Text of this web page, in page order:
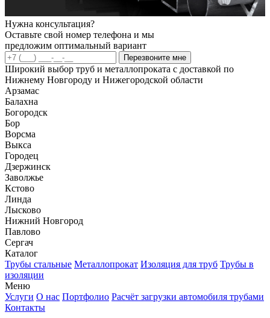
Нужна консультация?
Оставьте свой номер телефона и мы
предложим оптимальный вариант
Перезвоните мне
Широкий выбор труб и металлопроката с доставкой по
Нижнему Новгороду и Нижегородской области
Арзамас
Балахна
Богородск
Бор
Ворсма
Выкса
Городец
Дзержинск
Заволжье
Кстово
Линда
Лысково
Нижний Новгород
Павлово
Сергач
Каталог
Трубы стальные Металлопрокат Изоляция для труб Трубы в
изоляции
Меню
Услуги О нас Портфолио Расчёт загрузки автомобиля трубами
Контакты